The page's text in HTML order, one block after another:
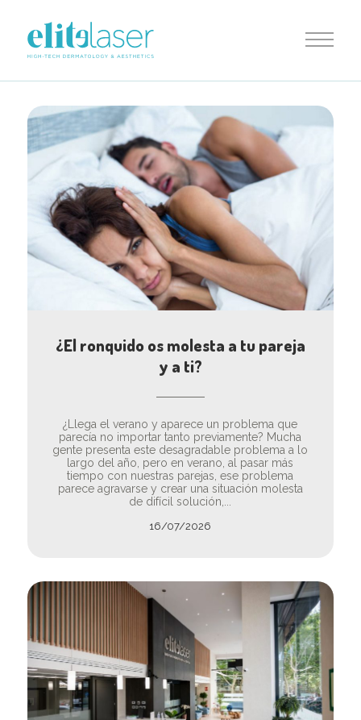
¿El ronquido os molesta a tu pareja
y a ti?
¿Llega el verano y aparece un problema que
parecía no importar tanto previamente? Mucha
gente presenta este desagradable problema a lo
largo del año, pero en verano, al pasar más
tiempo con nuestras parejas, ese problema
parece agravarse y crear una situación molesta
de difícil solución,...
16/07/2026